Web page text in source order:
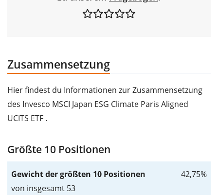
Zusammensetzung
Hier findest du Informationen zur Zusammensetzung
des Invesco MSCI Japan ESG Climate Paris Aligned
UCITS ETF .
Größte 10 Positionen
Gewicht der größten 10 Positionen
von insgesamt 53
42,75%